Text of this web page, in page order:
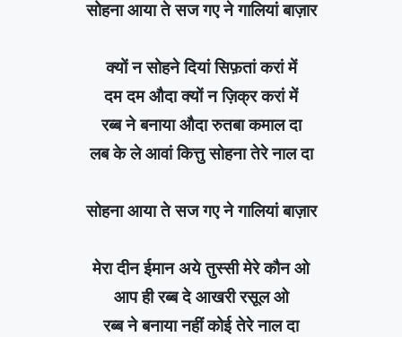
सोहना आया ते सज गए ने गालियां बाज़ार
क्यों न सोहने दियां सिफ़तां करां में
दम दम औदा क्यों न ज़िक्र करां में
रब्ब ने बनाया औदा रुतबा कमाल दा
लब के ले आवां कित्तु सोहना तेरे नाल दा
सोहना आया ते सज गए ने गालियां बाज़ार
मेरा दीन ईमान अये तुस्सी मेरे कौन ओ
आप ही रब्ब दे आखरी रसूल ओ
रब्ब ने बनाया नहीं कोई तेरे नाल दा